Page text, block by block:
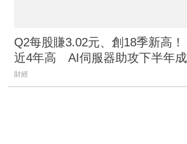
Q2每股賺3.02元、創18季新高
近4年高 AI伺服器助攻下半年
財經